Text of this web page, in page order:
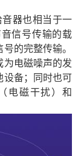
器也相当于一
信号传输的载
的完整传输。
电磁噪声的发
设备；同时也可
电磁干扰）和